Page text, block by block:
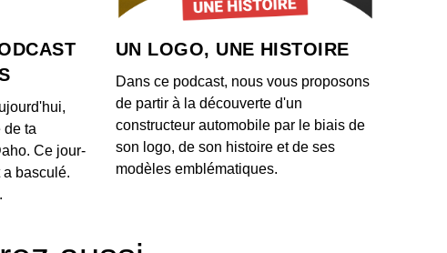
de ta
Ce jour-
basculé.
UN LOGO, UNE HISTOIRE
Dans ce podcast, nous vous proposons
de partir à la découverte d'un
constructeur automobile par le biais de
son logo, de son histoire et de ses
modèles emblématiques.